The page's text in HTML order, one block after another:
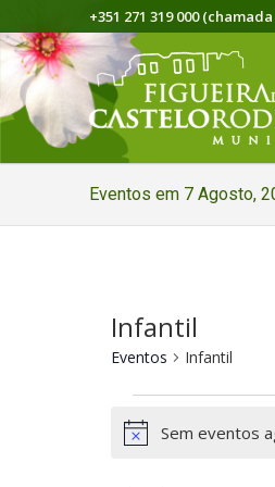
+351 271 319 000
Eventos em 7 Agosto,
Infantil
Eventos Infantil
Eventos
for
AvisoSem eventos